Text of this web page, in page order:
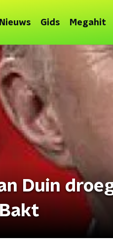
Nieuws Gids Megahit
Duin